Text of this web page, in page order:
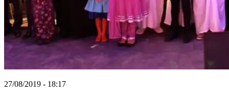
27/08/2019 - 18:17